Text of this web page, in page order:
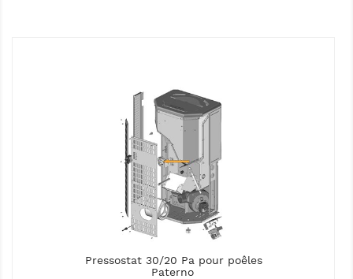
Pressostat 30/20 Pa pour poêles
Paterno